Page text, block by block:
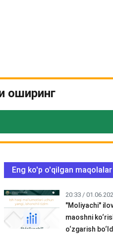
оширинг
Eng ko'p o'qilgan maqolalar
20:33 /
"Moliyachi"
maoshni
o‘zgarish